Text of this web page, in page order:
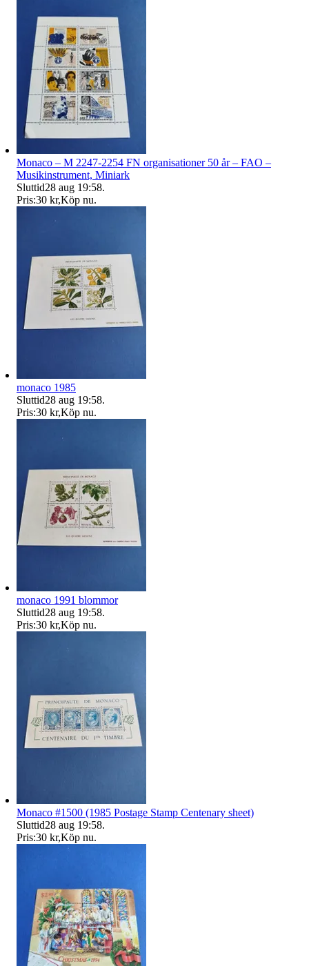
Monaco – M 2247-2254 FN organisationer 50 år – FAO –
Musikinstrument, Miniark
Sluttid28 aug 19:58.
Pris:30 kr,Köp nu.
monaco 1985
Sluttid28 aug 19:58.
Pris:30 kr,Köp nu.
monaco 1991 blommor
Sluttid28 aug 19:58.
Pris:30 kr,Köp nu.
Monaco #1500 (1985 Postage Stamp Centenary sheet)
Sluttid28 aug 19:58.
Pris:30 kr,Köp nu.